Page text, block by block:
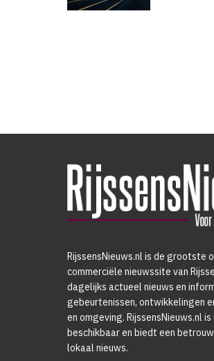
RijssensNieuws.nl is de grootste
commerciële nieuwssite van
dagelijks actueel nieuws en
gebeurtenissen, ontwikkelingen
en omgeving. RijssensNieuws.nl
beschikbaar en biedt een
lokaal nieuws.